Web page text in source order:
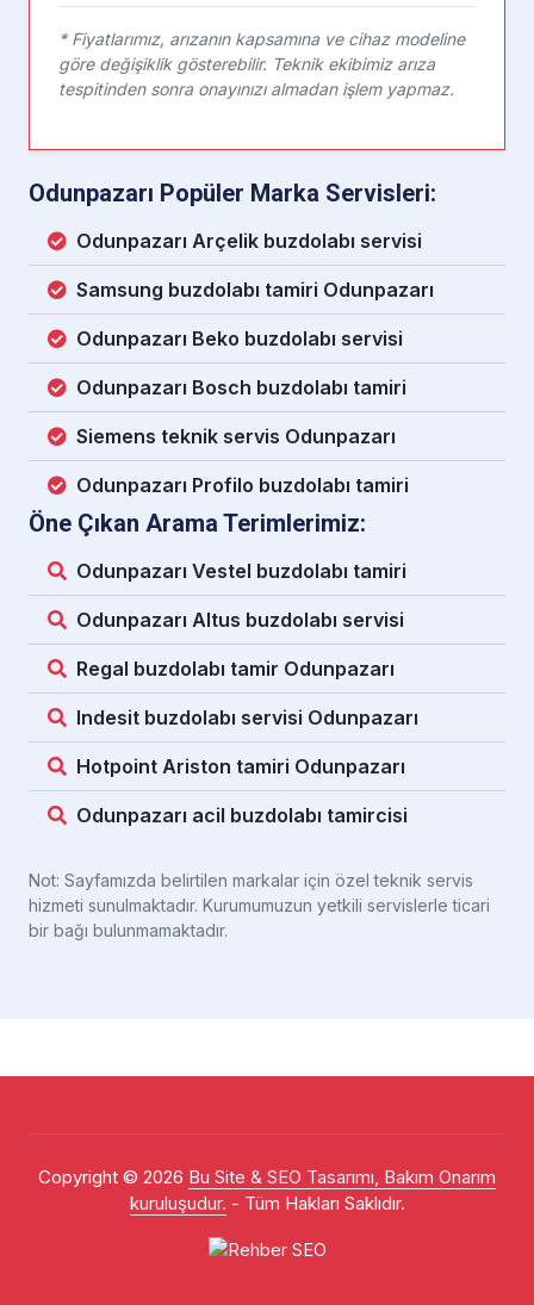
* Fiyatlarımız, arızanın kapsamına ve cihaz modeline
göre değişiklik gösterebilir. Teknik ekibimiz arıza
tespitinden sonra onayınızı almadan işlem yapmaz.
Odunpazarı Popüler Marka Servisleri:
Odunpazarı Arçelik buzdolabı servisi
Samsung buzdolabı tamiri Odunpazarı
Odunpazarı Beko buzdolabı servisi
Odunpazarı Bosch buzdolabı tamiri
Siemens teknik servis Odunpazarı
Odunpazarı Profilo buzdolabı tamiri
Öne Çıkan Arama Terimlerimiz:
Odunpazarı Vestel buzdolabı tamiri
Odunpazarı Altus buzdolabı servisi
Regal buzdolabı tamir Odunpazarı
Indesit buzdolabı servisi Odunpazarı
Hotpoint Ariston tamiri Odunpazarı
Odunpazarı acil buzdolabı tamircisi
Not: Sayfamızda belirtilen markalar için özel teknik servis
hizmeti sunulmaktadır. Kurumumuzun yetkili servislerle ticari
bir bağı bulunmamaktadır.
Copyright © 2026 Bu Site & SEO Tasarımı, Bakım Onarım
kuruluşudur. - Tüm Hakları Saklıdır.